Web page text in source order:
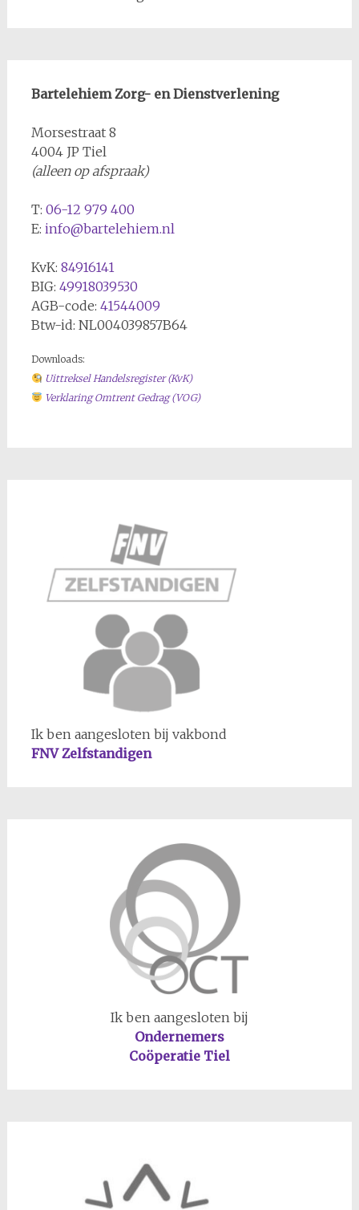
Bartelehiem Zorg- en Dienstverlening
Morsestraat 8
4004 JP Tiel
(alleen op afspraak)
T: 06-12 979 400
E: info@bartelehiem.nl
KvK: 84916141
BIG: 49918039530
AGB-code: 41544009
Btw-id: NL004039857B64
Downloads:
Uittreksel Handelsregister (KvK)
Verklaring Omtrent Gedrag (VOG)
Ik ben aangesloten bij vakbond
FNV Zelfstandigen
Ik ben aangesloten bij
Ondernemers
Coöperatie Tiel